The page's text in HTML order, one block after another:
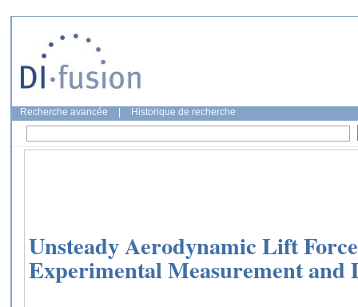
Recherche avancée Historique de recherche
Unsteady Aerodynamic Lift
Experimental Measurement and